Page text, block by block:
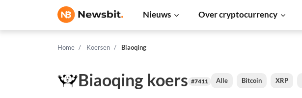
Nieuws Over cryptocurrency
Home Koersen Biaoqing
Biaoqing koers #7411 Alle Bitcoin XRP